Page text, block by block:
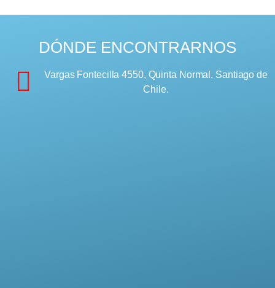
DÓNDE ENCONTRARNOS
Vargas Fontecilla 4550, Quinta Normal, Santiago de
Chile.